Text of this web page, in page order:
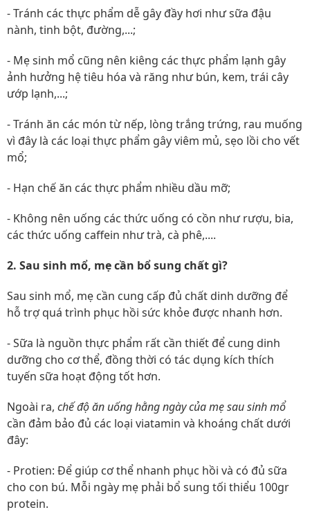
- Tránh các thực phẩm dễ gây đầy hơi như sữa đậu
nành, tinh bột, đường,...;
- Mẹ sinh mổ cũng nên kiêng các thực phẩm lạnh gây
ảnh hưởng hệ tiêu hóa và răng như bún, kem, trái cây
ướp lạnh,...;
- Tránh ăn các món từ nếp, lòng trắng trứng, rau muống
vì đây là các loại thực phẩm gây viêm mủ, sẹo lồi cho vết
mổ;
- Hạn chế ăn các thực phẩm nhiều dầu mỡ;
- Không nên uống các thức uống có cồn như rượu, bia,
các thức uống caffein như trà, cà phê,....
2. Sau sinh mổ, mẹ cần bổ sung chất gì?
Sau sinh mổ, mẹ cần cung cấp đủ chất dinh dưỡng để
hỗ trợ quá trình phục hồi sức khỏe được nhanh hơn.
- Sữa là nguồn thực phẩm rất cần thiết để cung dinh
dưỡng cho cơ thể, đồng thời có tác dụng kích thích
tuyến sữa hoạt động tốt hơn.
Ngoài ra, chế độ ăn uống hằng ngày của mẹ sau sinh mổ
cần đảm bảo đủ các loại viatamin và khoáng chất dưới
đây:
- Protien: Để giúp cơ thể nhanh phục hồi và có đủ sữa
cho con bú. Mỗi ngày mẹ phải bổ sung tối thiểu 100gr
protein.